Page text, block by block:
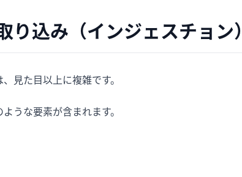
り込み（インジェスチョン）
見た目以上に複雑です。
うな要素が含まれます。